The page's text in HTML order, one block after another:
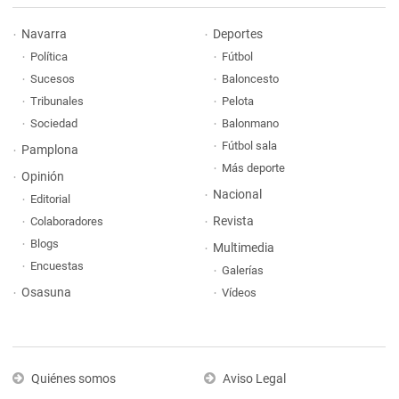
Navarra
Política
Sucesos
Tribunales
Sociedad
Pamplona
Opinión
Editorial
Colaboradores
Blogs
Encuestas
Osasuna
Deportes
Fútbol
Baloncesto
Pelota
Balonmano
Fútbol sala
Más deporte
Nacional
Revista
Multimedia
Galerías
Vídeos
Quiénes somos Aviso Legal